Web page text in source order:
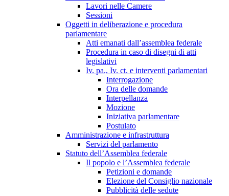
Lavori nelle Camere
Sessioni
Oggetti in deliberazione e procedura
parlamentare
Atti emanati dall’assemblea federale
Procedura in caso di disegni di atti
legislativi
Iv. pa., Iv. ct. e interventi parlamentari
Interrogazione
Ora delle domande
Interpellanza
Mozione
Iniziativa parlamentare
Postulato
Amministrazione e infrastruttura
Servizi del parlamento
Statuto dell’Assemblea federale
Il popolo e l’Assemblea federale
Petizioni e domande
Elezione del Consiglio nazionale
Pubblicità delle sedute